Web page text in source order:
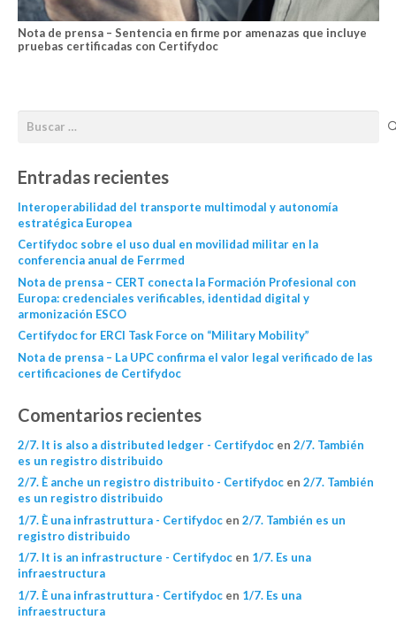
Nota de prensa – Sentencia en firme por amenazas que incluye
pruebas certificadas con Certifydoc
Entradas recientes
Interoperabilidad del transporte multimodal y autonomía
estratégica Europea
Certifydoc sobre el uso dual en movilidad militar en la
conferencia anual de Ferrmed
Nota de prensa – CERT conecta la Formación Profesional con
Europa: credenciales verificables, identidad digital y
armonización ESCO
Certifydoc for ERCI Task Force on “Military Mobility”
Nota de prensa – La UPC confirma el valor legal verificado de las
certificaciones de Certifydoc
Comentarios recientes
2/7. It is also a distributed ledger - Certifydocen 2/7. También
es un registro distribuido
2/7. È anche un registro distribuito - Certifydocen 2/7. También
es un registro distribuido
1/7. È una infrastruttura - Certifydocen 2/7. También es un
registro distribuido
1/7. It is an infrastructure - Certifydocen 1/7. Es una
infraestructura
1/7. È una infrastruttura - Certifydocen 1/7. Es una
infraestructura